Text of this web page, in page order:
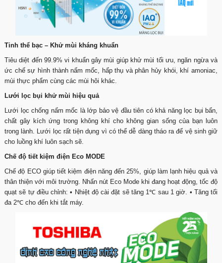
Tinh thể bạc – Khử mùi kháng khuẩn
Tiêu diệt đến 99.9% vi khuẩn gây mùi giúp khử mùi tối ưu, ngăn ngừa và
ức chế sự hình thành nấm mốc, hấp thụ và phân hủy khói, khí amoniac,
mùi thực phẩm cùng các mùi hôi khác.
Lưới lọc bụi khử mùi hiệu quả
Lưới lọc chống nấm mốc là lớp bảo vệ đầu tiên có khả năng lọc bụi bẩn,
chất gây kích ứng trong không khí cho không gian sống của bạn luôn
trong lành. Lưới lọc rất tiện dụng vì có thể dễ dàng tháo ra để vệ sinh giữ
cho luồng khí luôn sạch sẽ.
Chế độ tiết kiệm điện Eco MODE
Chế độ ECO giúp tiết kiệm điện năng đến 25%, giúp làm lạnh hiệu quả và
thân thiện với môi trường. Nhấn nút Eco Mode khi đang hoạt động, tốc độ
quạt sẽ tự điều chỉnh: • Nhiệt độ cài đặt sẽ tăng 1℃ sau 1 giờ. • Tăng tối
đa 2℃ cho đến khi tắt máy.